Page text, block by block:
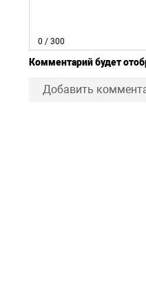
0 / 300
Комментарий будет
Добавить